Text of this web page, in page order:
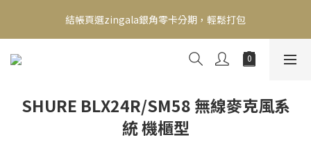
新會員送500！滿額最高回饋2000，刷卡最高12期零利率，馬上了
解👉
結帳頁選zingala銀角零卡分期，輕鬆打包
新會員送500！滿額最高回饋2000，刷卡最高12期零利率，馬上了
SHURE BLX24R/SM58 無線麥克風系
統 機櫃型